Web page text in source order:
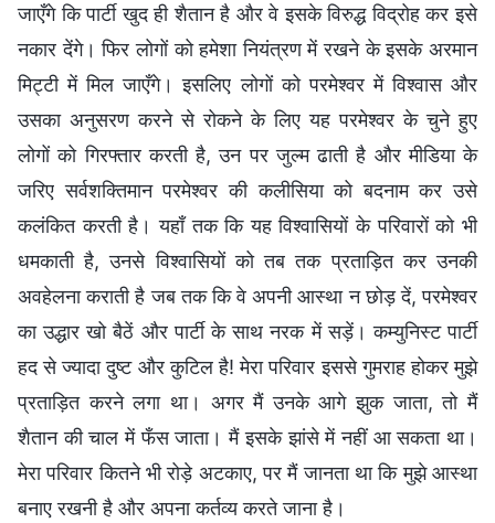
जाएँगे कि पार्टी खुद ही शैतान है और वे इसके विरुद्ध विद्रोह कर इसे
नकार देंगे। फिर लोगों को हमेशा नियंत्रण में रखने के इसके अरमान
मिट्टी में मिल जाएँगे। इसलिए लोगों को परमेश्वर में विश्वास और
उसका अनुसरण करने से रोकने के लिए यह परमेश्वर के चुने हुए
लोगों को गिरफ्तार करती है, उन पर जुल्म ढाती है और मीडिया के
जरिए सर्वशक्तिमान परमेश्वर की कलीसिया को बदनाम कर उसे
कलंकित करती है। यहाँ तक कि यह विश्वासियों के परिवारों को भी
धमकाती है, उनसे विश्वासियों को तब तक प्रताड़ित कर उनकी
अवहेलना कराती है जब तक कि वे अपनी आस्था न छोड़ दें, परमेश्वर
का उद्धार खो बैठें और पार्टी के साथ नरक में सड़ें। कम्युनिस्ट पार्टी
हद से ज्यादा दुष्ट और कुटिल है! मेरा परिवार इससे गुमराह होकर मुझे
प्रताड़ित करने लगा था। अगर मैं उनके आगे झुक जाता, तो मैं
शैतान की चाल में फँस जाता। मैं इसके झांसे में नहीं आ सकता था।
मेरा परिवार कितने भी रोड़े अटकाए, पर मैं जानता था कि मुझे आस्था
बनाए रखनी है और अपना कर्तव्य करते जाना है।